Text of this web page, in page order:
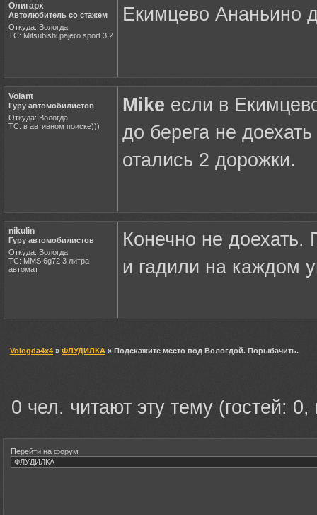
Олигарх
Автолюбитель со стажем
Откуда: Вологда
ТС: Mitsubishi pajero sport 3.2
Екимцево Ананьино
Volant
Гуру автомобилистов
Откуда: Вологда
ТС: в автивном поиске)))
Mike если в
до берега не
отались 2 дорожки.
nikulin
Гуру автомобилистов
Откуда: Вологда
ТС: MMS 6g72 3 литра
автомат
Конечно не доехать.
и гадили на каждом
Vologda4x4 » ФЛУДИЛКА » Подскажите место под Вологдой. Порыбачить.
0 чел. читают эту тему (гостей:
Перейти на форум